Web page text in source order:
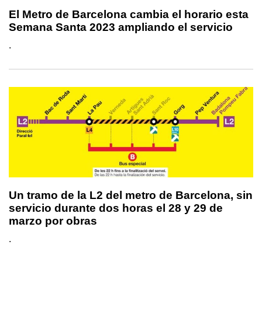
El Metro de Barcelona cambia el horario esta
Semana Santa 2023 ampliando el servicio
.
Un tramo de la L2 del metro de Barcelona, ​​sin
servicio durante dos horas el 28 y 29 de
marzo por obras
.